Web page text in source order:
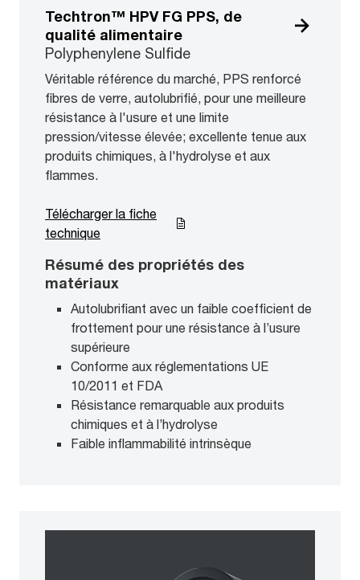
Techtron™ HPV FG PPS, de
qualité alimentaire
Polyphenylene Sulfide
Véritable référence du marché, PPS renforcé
fibres de verre, autolubrifié, pour une meilleure
résistance à l'usure et une limite
pression/vitesse élevée; excellente tenue aux
produits chimiques, à l'hydrolyse et aux
flammes.
Résumé des propriétés des
matériaux
Autolubrifiant avec un faible coefficient de
frottement pour une résistance à l’usure
supérieure
Conforme aux réglementations UE
10/2011 et FDA
Résistance remarquable aux produits
chimiques et à l’hydrolyse
Faible inflammabilité intrinsèque
Télécharger la fiche
technique